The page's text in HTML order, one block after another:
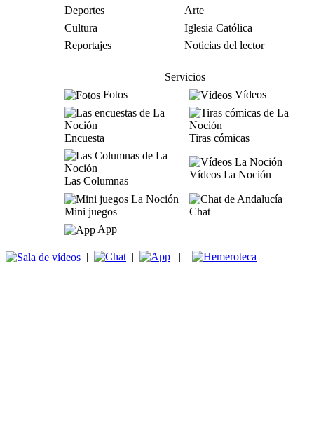
Deportes
Arte
Cultura
Iglesia Católica
Reportajes
Noticias del lector
Servicios
Fotos
Vídeos
Encuesta Tiras cómicas
Las Columnas
Vídeos La Noción
Mini juegos
Chat
App
| | |